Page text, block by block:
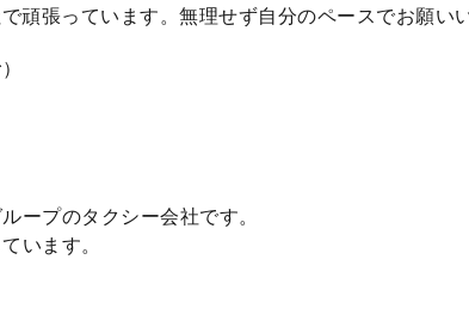
頑張っています。無理せず自分のペースでお願い
ープのタクシー会社です。
います。